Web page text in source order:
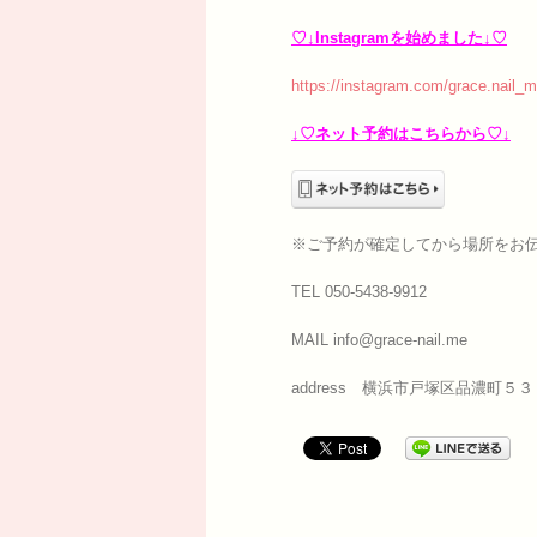
♡↓Instagramを始めました↓♡
https://instagram.com/
↓♡ネット予約はこちらから♡↓
※ご予約が確定してから場所をお
TEL 050-5438-9912
MAIL info@grace-nail.me
address 横浜市戸塚区品濃町５３